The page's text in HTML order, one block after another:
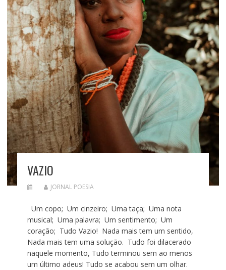
VAZIO
JORNAL POESIA
Um copo; Um cinzeiro; Uma taça; Uma nota
musical; Uma palavra; Um sentimento; Um
coração; Tudo Vazio! Nada mais tem um sentido,
Nada mais tem uma solução. Tudo foi dilacerado
naquele momento, Tudo terminou sem ao menos
um último adeus! Tudo se acabou sem um olhar.